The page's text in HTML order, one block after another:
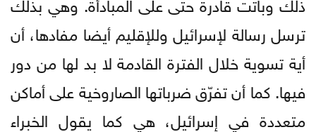
ترسل رسالة لإسرائيل وللإقليم أيضا مفادها، أن
أية تسوية خلال الفترة القادمة لا بد لها من دور
فيها. كما أن تفرّق ضرباتها الصاروخية على أماكن
متعددة في إسرائيل، هي كما يقول الخبراء